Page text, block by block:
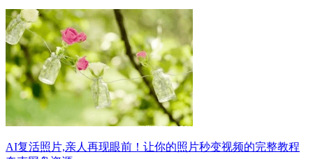
AI复活照片,亲人再现眼前！让你的照片秒变视频的完整教程